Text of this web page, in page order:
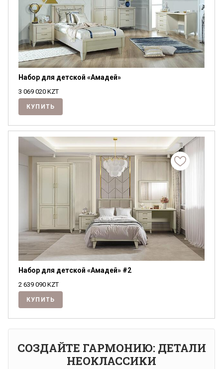
Набор для детской «Амадей»
3 069 020 KZT
КУПИТЬ
Набор для детской «Амадей» #2
2 639 090 KZT
КУПИТЬ
СОЗДАЙТЕ ГАРМОНИЮ: ДЕТАЛИ
НЕОКЛАССИКИ